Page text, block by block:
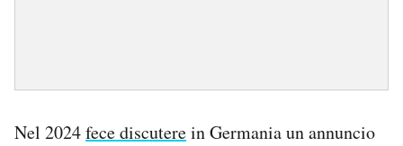
Nel 2024fece discuterein Germania un annuncio